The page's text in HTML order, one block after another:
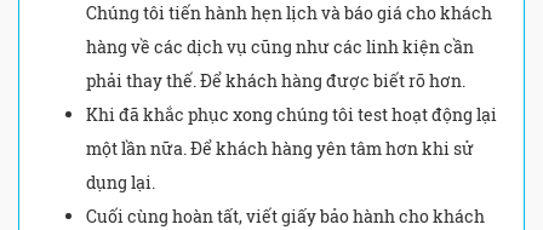
Chúng tôi tiến hành hẹn lịch và báo giá cho khách
hàng về các dịch vụ cũng như các linh kiện cần
phải thay thế. Để khách hàng được biết rõ hơn.
Khi đã khắc phục xong chúng tôi test hoạt động lại
một lần nữa. Để khách hàng yên tâm hơn khi sử
dụng lại.
Cuối cùng hoàn tất, viết giấy bảo hành cho khách